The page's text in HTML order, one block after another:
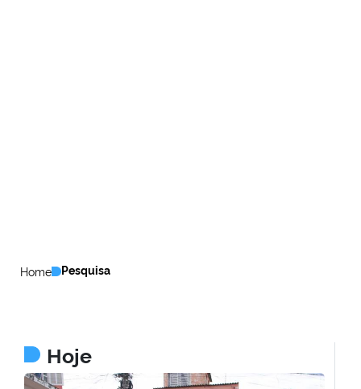
Home Pesquisa
Hoje